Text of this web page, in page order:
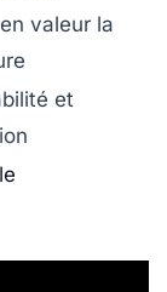
valeur la
et